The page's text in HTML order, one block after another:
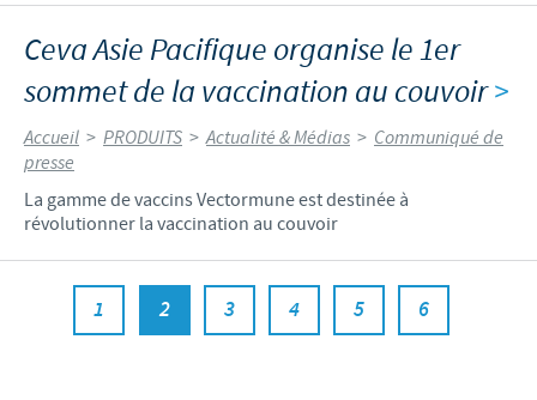
Ceva Asie Pacifique organise le 1er
sommet de la vaccination au couvoir>
Accueil > PRODUITS > Actualité & Médias > Communiqué de
presse
La gamme de vaccins Vectormune est destinée à
révolutionner la vaccination au couvoir
1 2 3 4 5 6